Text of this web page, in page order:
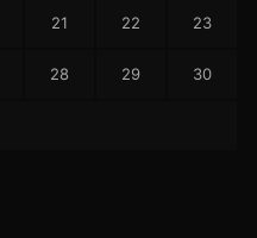
21 22 23
28 29 30